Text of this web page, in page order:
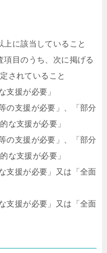
に該当していること
目のうち、次に掲げる
されていること
援が必要」
援が必要」、「部分
な支援が必要」
援が必要」、「部分
な支援が必要」
が必要」又は「全面
が必要」又は「全面